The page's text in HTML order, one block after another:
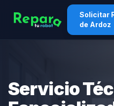
Solicitar
de Ardoz
Servicio